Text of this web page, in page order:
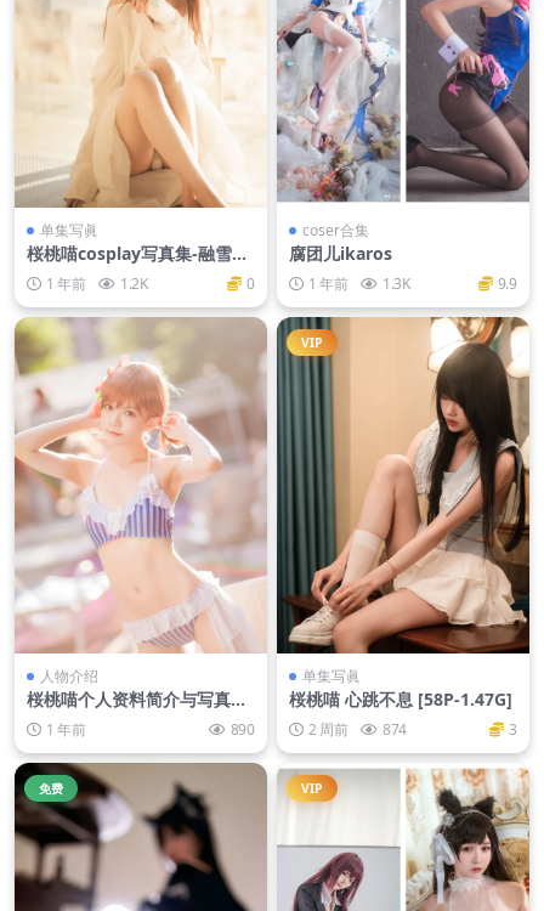
单集写眞
桜桃喵cosplay写真集-融雪2
[58P-1.18GB]
1 年前 1.2K 0
coser合集
腐团儿ikaros
1 年前 1.3K 9.9
人物介绍
桜桃喵个人资料简介与写真作
品介绍
1 年前 890
VIP
单集写眞
桜桃喵 心跳不息 [58P-1.47G]
2 周前 874 3
免费 VIP